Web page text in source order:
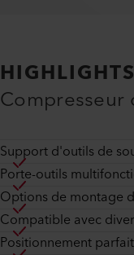
HIGHLIGHTS
Support d'outils de
Porte-outils
Options de montage
Compatible avec
Positionnement